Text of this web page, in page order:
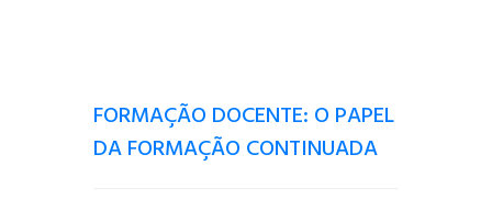
FORMAÇÃO DOCENTE: O PAPEL
DA FORMAÇÃO CONTINUADA